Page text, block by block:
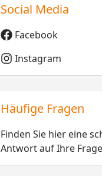
Social Media
Facebook
Instagram
Häufige Fragen
Finden Sie hier eine
Antwort auf Ihre